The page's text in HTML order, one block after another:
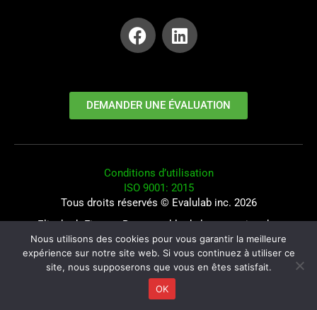
DEMANDER UNE ÉVALUATION
Conditions d’utilisation
ISO 9001: 2015
Tous droits réservés © Evalulab inc. 2026
Elisabeth Fiquet : Responsable de la protection des
renseignements personnels
Conception du site : Patrick Fortin : Splitt
Nous utilisons des cookies pour vous garantir la meilleure
expérience sur notre site web. Si vous continuez à utiliser ce
site, nous supposerons que vous en êtes satisfait.
OK